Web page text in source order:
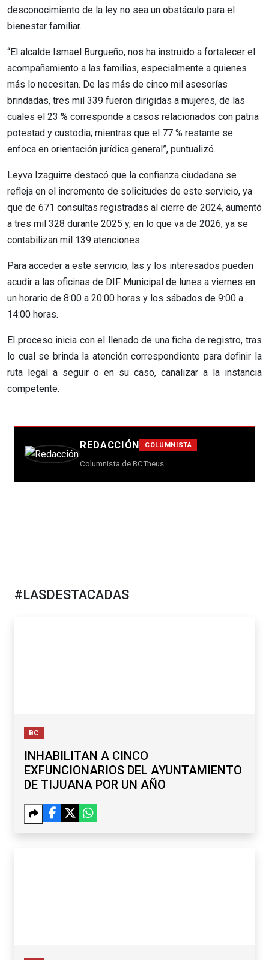
desconocimiento de la ley no sea un obstáculo para el
bienestar familiar.
“El alcalde Ismael Burgueño, nos ha instruido a fortalecer el
acompañamiento a las familias, especialmente a quienes
más lo necesitan. De las más de cinco mil asesorías
brindadas, tres mil 339 fueron dirigidas a mujeres, de las
cuales el 23 % corresponde a casos relacionados con patria
potestad y custodia; mientras que el 77 % restante se
enfoca en orientación jurídica general”, puntualizó.
Leyva Izaguirre destacó que la confianza ciudadana se
refleja en el incremento de solicitudes de este servicio, ya
que de 671 consultas registradas al cierre de 2024, aumentó
a tres mil 328 durante 2025 y, en lo que va de 2026, ya se
contabilizan mil 139 atenciones.
Para acceder a este servicio, las y los interesados pueden
acudir a las oficinas de DIF Municipal de lunes a viernes en
un horario de 8:00 a 20:00 horas y los sábados de 9:00 a
14:00 horas.
El proceso inicia con el llenado de una ficha de registro, tras
lo cual se brinda la atención correspondiente para definir la
ruta legal a seguir o en su caso, canalizar a la instancia
competente.
REDACCIÓN COLUMNISTA
Columnista de BCTneus
#LASDESTACADAS
BC
INHABILITAN A CINCO
EXFUNCIONARIOS DEL AYUNTAMIENTO
DE TIJUANA POR UN AÑO